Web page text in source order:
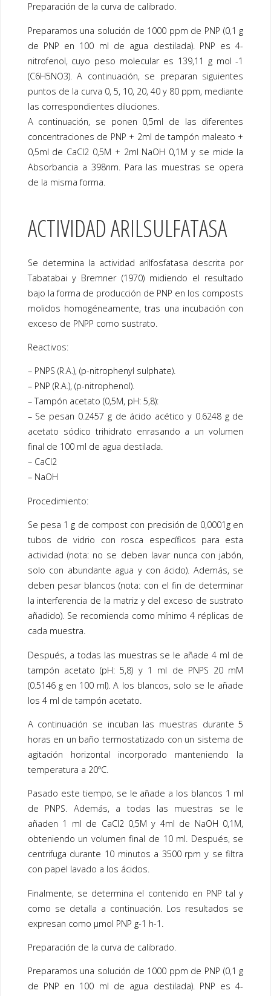
Preparación de la curva de calibrado.
Preparamos una solución de 1000 ppm de PNP (0,1 g
de PNP en 100 ml de agua destilada). PNP es 4-
nitrofenol, cuyo peso molecular es 139,11 g mol -1
(C6H5NO3). A continuación, se preparan siguientes
puntos de la curva 0, 5, 10, 20, 40 y 80 ppm, mediante
las correspondientes diluciones.
A continuación, se ponen 0,5ml de las diferentes
concentraciones de PNP + 2ml de tampón maleato +
0,5ml de CaCl2 0,5M + 2ml NaOH 0,1M y se mide la
Absorbancia a 398nm. Para las muestras se opera
de la misma forma.
ACTIVIDAD ARILSULFATASA
Se determina la actividad arilfosfatasa descrita por
Tabatabai y Bremner (1970) midiendo el resultado
bajo la forma de producción de PNP en los composts
molidos homogéneamente, tras una incubación con
exceso de PNPP como sustrato.
Reactivos:
– PNPS (R.A.), (p-nitrophenyl sulphate).
– PNP (R.A.), (p-nitrophenol).
– Tampón acetato (0,5M, pH: 5,8):
– Se pesan 0.2457 g de ácido acético y 0.6248 g de
acetato sódico trihidrato enrasando a un volumen
final de 100 ml de agua destilada.
– CaCl2
– NaOH
Procedimiento:
Se pesa 1 g de compost con precisión de 0,0001g en
tubos de vidrio con rosca específicos para esta
actividad (nota: no se deben lavar nunca con jabón,
solo con abundante agua y con ácido). Además, se
deben pesar blancos (nota: con el fin de determinar
la interferencia de la matriz y del exceso de sustrato
añadido). Se recomienda como mínimo 4 réplicas de
cada muestra.
Después, a todas las muestras se le añade 4 ml de
tampón acetato (pH: 5,8) y 1 ml de PNPS 20 mM
(0.5146 g en 100 ml). A los blancos, solo se le añade
los 4 ml de tampón acetato.
A continuación se incuban las muestras durante 5
horas en un baño termostatizado con un sistema de
agitación horizontal incorporado manteniendo la
temperatura a 20ºC.
Pasado este tiempo, se le añade a los blancos 1 ml
de PNPS. Además, a todas las muestras se le
añaden 1 ml de CaCl2 0,5M y 4ml de NaOH 0,1M,
obteniendo un volumen final de 10 ml. Después, se
centrifuga durante 10 minutos a 3500 rpm y se filtra
con papel lavado a los ácidos.
Finalmente, se determina el contenido en PNP tal y
como se detalla a continuación. Los resultados se
expresan como µmol PNP g-1 h-1.
Preparación de la curva de calibrado.
Preparamos una solución de 1000 ppm de PNP (0,1 g
de PNP en 100 ml de agua destilada). PNP es 4-